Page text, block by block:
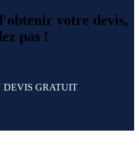
votre devis,
pas !
GRATUIT